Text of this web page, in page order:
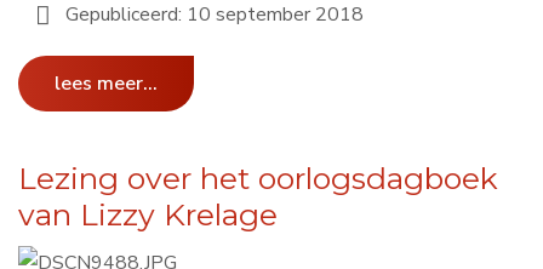
Gepubliceerd: 10 september 2018
lees meer...
Lezing over het oorlogsdagboek
van Lizzy Krelage